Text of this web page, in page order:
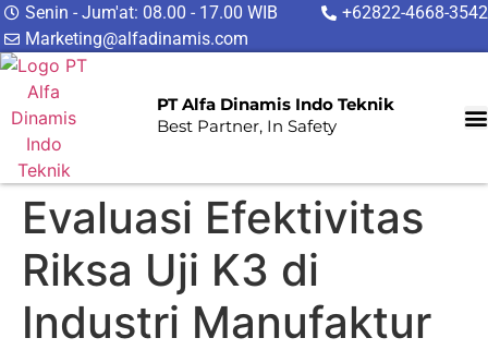
Senin - Jum'at: 08.00 - 17.00 WIB
+62822-4668-3542
Marketing@alfadinamis.com
PT Alfa Dinamis Indo Teknik
Best Partner, In Safety
Evaluasi Efektivitas
Riksa Uji K3 di
Industri Manufaktur